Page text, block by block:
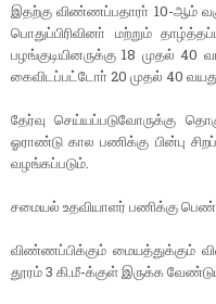
இதற்கு விண்ணப்பதாரா் 10-ஆம்
பொதுப்பிரிவினா் மற்றும்
பழங்குடியினருக்கு 18 முதல்
கைவிடப்பட்டோா் 20 முதல் 40
தேர்வு செய்யப்படுவோருக்கு
ஓராண்டு கால பணிக்கு பின்பு
வழங்கப்படும்.
சமையல் உதவியாளர் பணிக்கு
விண்ணப்பிக்கும் மையத்துக்கும்
தூரம் 3 கி.மீ-க்குள் இருக்க